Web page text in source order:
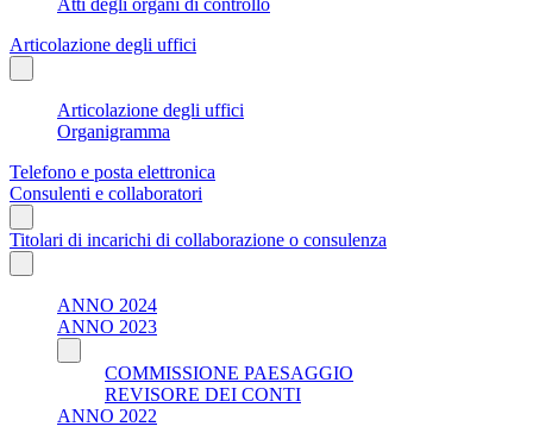
Articolazione degli uffici
Articolazione degli uffici
Organigramma
Telefono e posta elettronica
Consulenti e collaboratori
Titolari di incarichi di collaborazione o consulenza
ANNO 2024
ANNO 2023
COMMISSIONE PAESAGGIO
REVISORE DEI CONTI
ANNO 2022